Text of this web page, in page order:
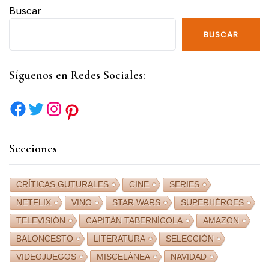
Buscar
BUSCAR
Síguenos en Redes Sociales:
Secciones
CRÍTICAS GUTURALES CINE
SERIES
NETFLIX
VINO STAR WARS
SUPERHÉROES
TELEVISIÓN
CAPITÁN TABERNÍCOLA
AMAZON
BALONCESTO
LITERATURA
SELECCIÓN
VIDEOJUEGOS
MISCELÁNEA
NAVIDAD